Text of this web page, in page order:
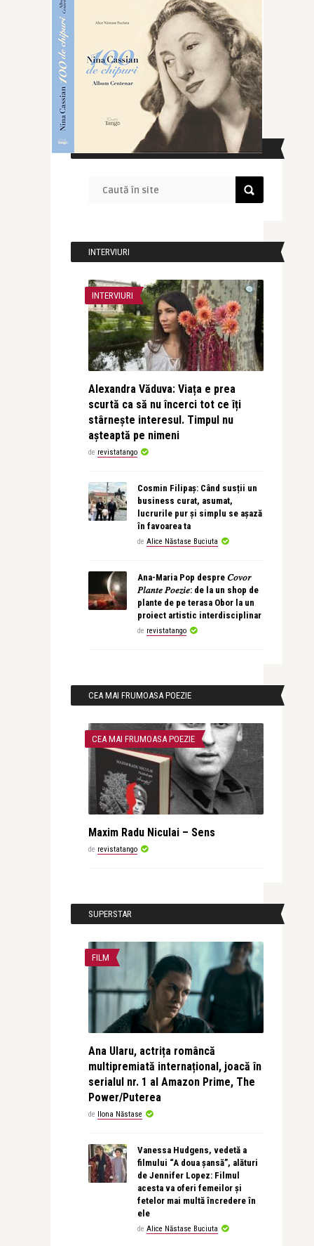
CAUTĂ ÎN SITE
INTERVIURI
INTERVIURI
Alexandra Văduva: Viața e prea
scurtă ca să nu încerci tot ce îți
stârnește interesul. Timpul nu
așteaptă pe nimeni
de revistatango
Cosmin Filipaș: Când susții un
business curat, asumat,
lucrurile pur și simplu se așază
în favoarea ta
de Alice Năstase Buciuta
Ana-Maria Pop despre 𝐶𝑜𝑣𝑜𝑟
𝑃𝑙𝑎𝑛𝑡𝑒 𝑃𝑜𝑒𝑧𝑖𝑒: de la un shop de
plante de pe terasa Obor la un
proiect artistic interdisciplinar
de revistatango
CEA MAI FRUMOASA POEZIE
CEA MAI FRUMOASA POEZIE
Maxim Radu Niculai – Sens
de revistatango
SUPERSTAR
FILM
Ana Ularu, actrița româncă
multipremiată internațional, joacă în
serialul nr. 1 al Amazon Prime, The
Power/Puterea
de Ilona Năstase
Vanessa Hudgens, vedetă a
filmului “A doua șansă”, alături
de Jennifer Lopez: Filmul
acesta va oferi femeilor și
fetelor mai multă încredere în
ele
de Alice Năstase Buciuta